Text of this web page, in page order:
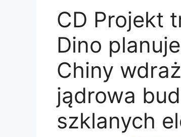
CD Projekt
Dino
Chiny
jądrowa
szklanych